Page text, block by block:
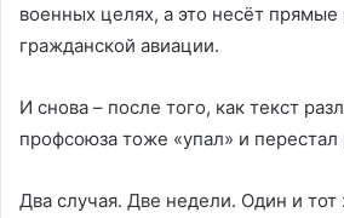
военных целях, а это несёт прямые
гражданской авиации.
И снова – после того, как текст
профсоюза тоже «упал» и перестал
Два случая. Две недели. Один и